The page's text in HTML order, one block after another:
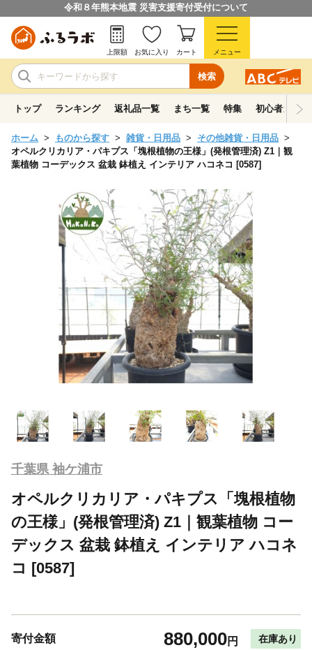
令和８年熊本地震 災害支援寄付受付について
検索
上限額 お気に入り カート メニュー
トップ ランキング 返礼品一覧 まち一覧 特集 初心者ガイド
ホーム ものから探す 雑貨・日用品
その他雑貨・日用品
オペルクリカリア・パキプス「塊根植物の王様」(発根管理済) Z1｜観
葉植物 コーデックス 盆栽 鉢植え インテリア ハコネコ [0587]
千葉県 袖ケ浦市
オペルクリカリア・パキプス「塊根植物
の王様」(発根管理済) Z1｜観葉植物 コー
デックス 盆栽 鉢植え インテリア ハコネ
コ [0587]
寄付金額 880,000円 在庫あり